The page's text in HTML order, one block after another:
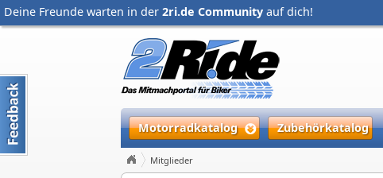
Deine Freunde warten in der 2ri.de Community auf dich!
Motorradkatalog Zubehörkatalog
Mitglieder